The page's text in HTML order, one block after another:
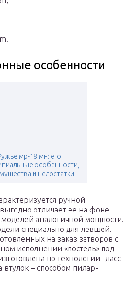
особенности
мр-18 мн: его
особенности,
и недостатки
ручной
отличает ее на фоне
моделей аналогичной мощности.
специально для левшей.
на заказ затворов с
исполнении «постель» под
по технологии гласс-
втулок – способом пилар-